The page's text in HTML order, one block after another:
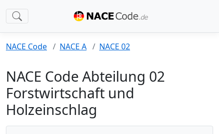
NACE Code NACE A NACE 02
NACE Code Abteilung 02
Forstwirtschaft und
Holzeinschlag